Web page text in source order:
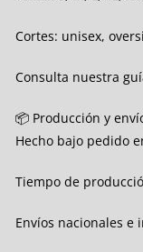
Cortes: unisex,
Consulta nuestra
📦 Producción y
Hecho bajo pedido
Tiempo de
Envíos nacionales e